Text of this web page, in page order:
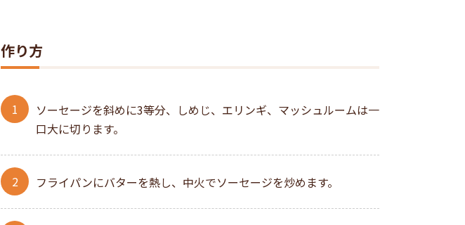
作り方
ソーセージを斜めに3等分、しめじ、エリンギ、マッシュルームは一
口大に切ります。
フライパンにバターを熱し、中火でソーセージを炒めます。